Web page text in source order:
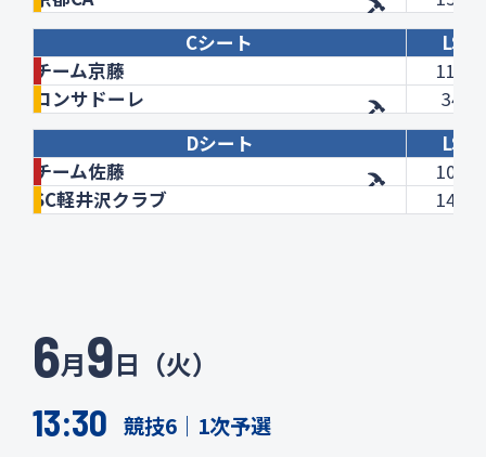
Cシート
LSD
チーム京藤
114.7
コンサドーレ
34.2
Dシート
LSD
チーム佐藤
102.4
SC軽井沢クラブ
143.8
6月9日（火）
13:30 競技6｜1次予選